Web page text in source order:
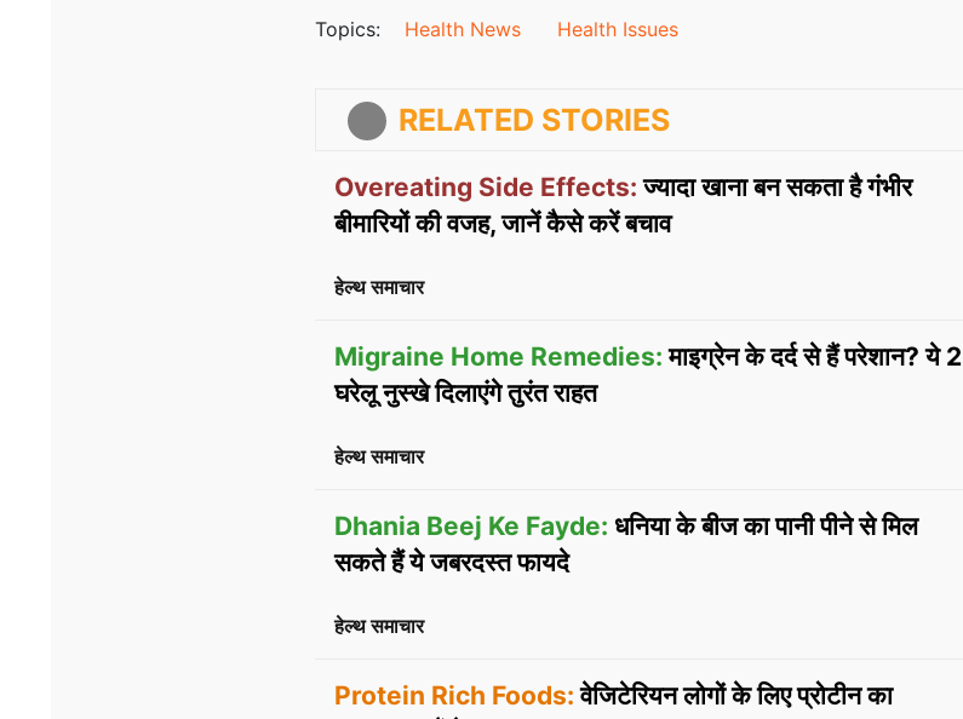
Topics: Health News Health Issues
RELATED STORIES
Overeating Side Effects: ज्यादा खाना बन सकता है गंभीर
बीमारियों की वजह, जानें कैसे करें बचाव
हेल्थ समाचार
Migraine Home Remedies: माइग्रेन के दर्द से हैं परेशान? ये 2
घरेलू नुस्खे दिलाएंगे तुरंत राहत
हेल्थ समाचार
Dhania Beej Ke Fayde: धनिया के बीज का पानी पीने से मिल
सकते हैं ये जबरदस्त फायदे
हेल्थ समाचार
Protein Rich Foods: वेजिटेरियन लोगों के लिए प्रोटीन का